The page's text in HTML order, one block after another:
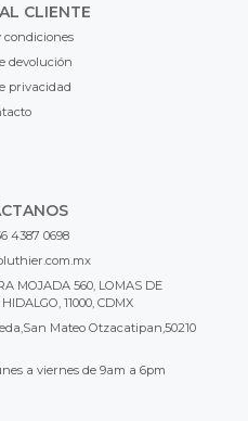
CLIENTE
condiciones
devolución
privacidad
4387 0698
MOJADA 560, LOMAS DE
11000, CDMX
Mateo Otzacatipan,50210
a viernes de 9am a 6pm